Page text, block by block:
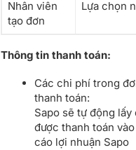
Nhân viên
tạo đơn
Lựa chọn
phụ trách
Thông tin thanh toán:
Các chi phí trong
thanh toán:
Sapo sẽ tự động
được thanh toán
cáo lợi nhuận Sapo